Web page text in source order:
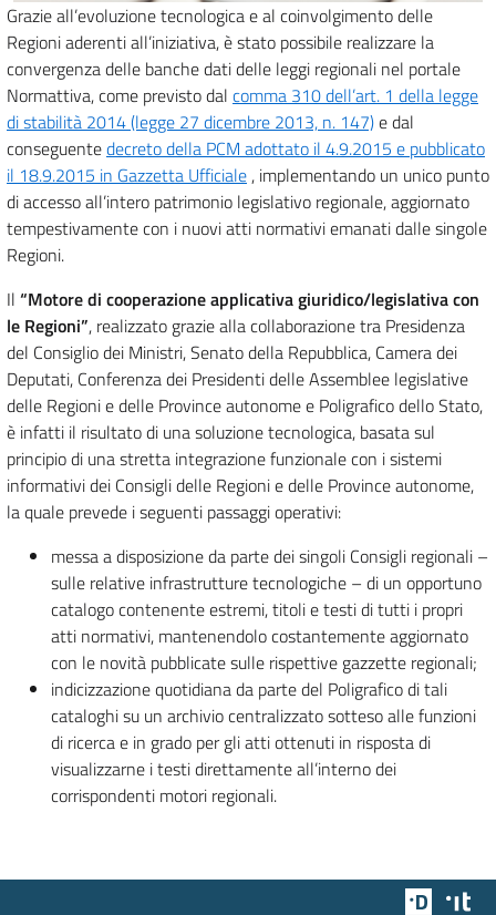
Grazie all’evoluzione tecnologica e al coinvolgimento delle
Regioni aderenti all’iniziativa, è stato possibile realizzare la
convergenza delle banche dati delle leggi regionali nel portale
Normattiva, come previsto dal comma 310 dell’art. 1 della legge
di stabilità 2014 (legge 27 dicembre 2013, n. 147)e dal
conseguentedecreto della PCM adottato il 4.9.2015 e pubblicato
il 18.9.2015 in Gazzetta Ufficiale , implementando un unico punto
di accesso all’intero patrimonio legislativo regionale, aggiornato
tempestivamente con i nuovi atti normativi emanati dalle singole
Regioni.
Il “Motore di cooperazione applicativa giuridico/legislativa con
le Regioni”, realizzato grazie alla collaborazione tra Presidenza
del Consiglio dei Ministri, Senato della Repubblica, Camera dei
Deputati, Conferenza dei Presidenti delle Assemblee legislative
delle Regioni e delle Province autonome e Poligrafico dello Stato,
è infatti il risultato di una soluzione tecnologica, basata sul
principio di una stretta integrazione funzionale con i sistemi
informativi dei Consigli delle Regioni e delle Province autonome,
la quale prevede i seguenti passaggi operativi:
messa a disposizione da parte dei singoli Consigli regionali –
sulle relative infrastrutture tecnologiche – di un opportuno
catalogo contenente estremi, titoli e testi di tutti i propri
atti normativi, mantenendolo costantemente aggiornato
con le novità pubblicate sulle rispettive gazzette regionali;
indicizzazione quotidiana da parte del Poligrafico di tali
cataloghi su un archivio centralizzato sotteso alle funzioni
di ricerca e in grado per gli atti ottenuti in risposta di
visualizzarne i testi direttamente all’interno dei
corrispondenti motori regionali.
Team